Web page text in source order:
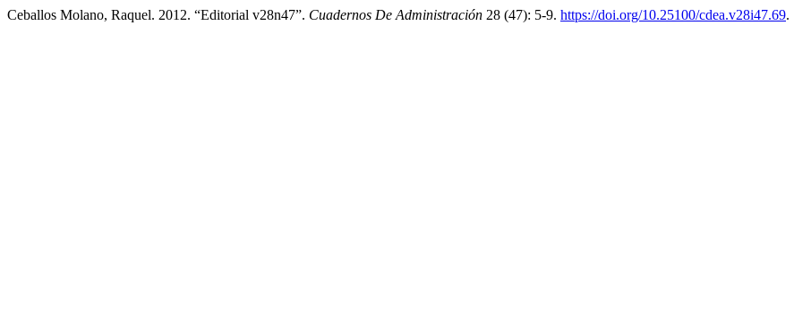
Ceballos Molano, Raquel. 2012. “Editorial v28n47”. Cuadernos De Administración 28 (47): 5-9. https://doi.org/10.25100/cdea.v28i47.69.